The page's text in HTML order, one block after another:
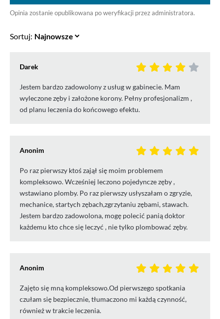
Opinia zostanie opublikowana po weryfikacji przez administratora.
Sortuj:
Darek
Jestem bardzo zadowolony z usług w gabinecie. Mam
wyleczone zęby i założone korony. Pełny profesjonalizm ,
od planu leczenia do końcowego efektu.
Anonim
Po raz pierwszy ktoś zajął się moim problemem
kompleksowo. Wcześniej leczono pojedyncze zęby ,
wstawiano plomby. Po raz pierwszy usłyszałam o zgryzie,
mechanice, startych zębach,zgrzytaniu zębami, stawach.
Jestem bardzo zadowolona, mogę polecić panią doktor
każdemu kto chce się leczyć , nie tylko plombować zęby.
Anonim
Zajęto się mną kompleksowo.Od pierwszego spotkania
czułam się bezpiecznie, tłumaczono mi każdą czynność,
również w trakcie leczenia.